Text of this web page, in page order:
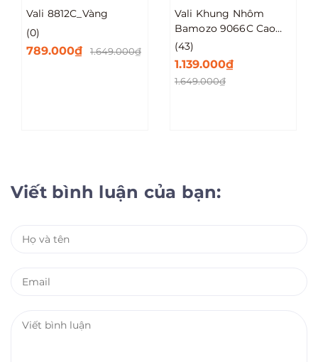
Vali 8812C_Vàng
(0)
789.000₫ 1.649.000₫
Vali Khung Nhôm
Bamozo 9066C Cao
Cấp Size 20/24/28
(43)
1.139.000₫
1.649.000₫
Viết bình luận của bạn: